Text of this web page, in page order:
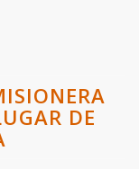
DE